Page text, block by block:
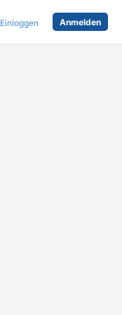
Einloggen Anmelden